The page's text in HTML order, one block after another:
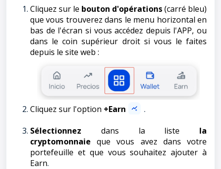
Cliquez sur le bouton d'opérations(carré bleu)
que vous trouverez dans le menu horizontal en
bas de l'écran si vous accédez depuis l'APP, ou
dans le coin supérieur droit si vous le faites
depuis le site web :
Cliquez sur l'option +Earn
.
Sélectionnez dans la liste la
cryptomonnaieque vous avez dans votre
portefeuille et que vous souhaitez ajouter à
Earn.